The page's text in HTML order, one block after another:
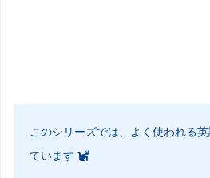
このシリーズでは、よく使われる
ています